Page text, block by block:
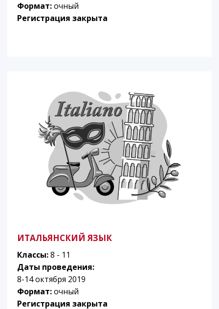
Формат:очный
Регистрация закрыта
ИТАЛЬЯНСКИЙ ЯЗЫК
Классы:8 - 11
Даты проведения:
8-14 октября 2019
Формат:очный
Регистрация закрыта